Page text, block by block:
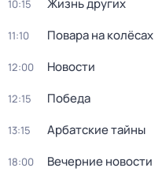
10:15 Жизнь других
11:10 Повара на колёсах
12:00 Новости
12:15 Победа
13:15 Арбатские тайны
18:00 Вечерние новости